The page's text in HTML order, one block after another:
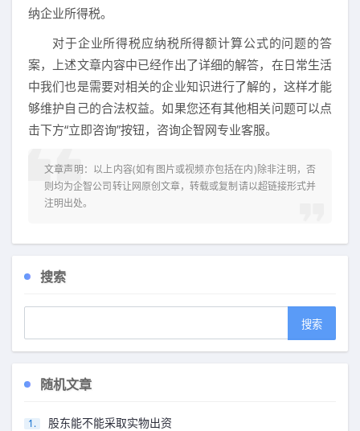
纳企业所得税。
对于企业所得税应纳税所得额计算公式的问题的答
案，上述文章内容中已经作出了详细的解答，在日常生活
中我们也是需要对相关的企业知识进行了解的，这样才能
够维护自己的合法权益。如果您还有其他相关问题可以点
击下方“立即咨询”按钮，咨询企智网专业客服。
文章声明：以上内容(如有图片或视频亦包括在内)除非注明，否
则均为企智公司转让网原创文章，转载或复制请以超链接形式并
注明出处。
搜索
随机文章
股东能不能采取实物出资